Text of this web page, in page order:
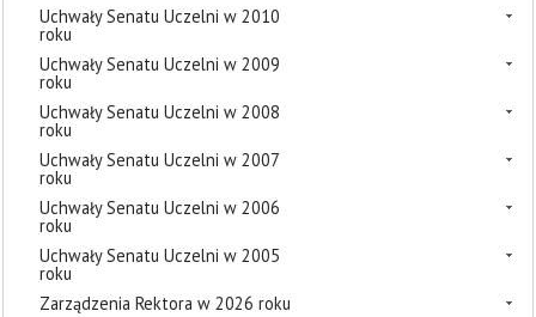
Uchwały Senatu Uczelni w 2010
roku
Uchwały Senatu Uczelni w 2009
roku
Uchwały Senatu Uczelni w 2008
roku
Uchwały Senatu Uczelni w 2007
roku
Uchwały Senatu Uczelni w 2006
roku
Uchwały Senatu Uczelni w 2005
roku
Zarządzenia Rektora w 2026 roku